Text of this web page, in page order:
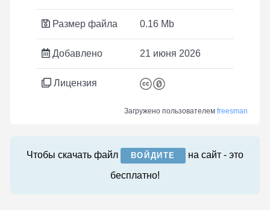
Размер файла 0.16 Mb
Добавлено 21 июня 2026
Лицензия
Загружено пользователем freesman
Чтобы скачать файл ВОЙДИТЕ
на сайт - это
бесплатно!